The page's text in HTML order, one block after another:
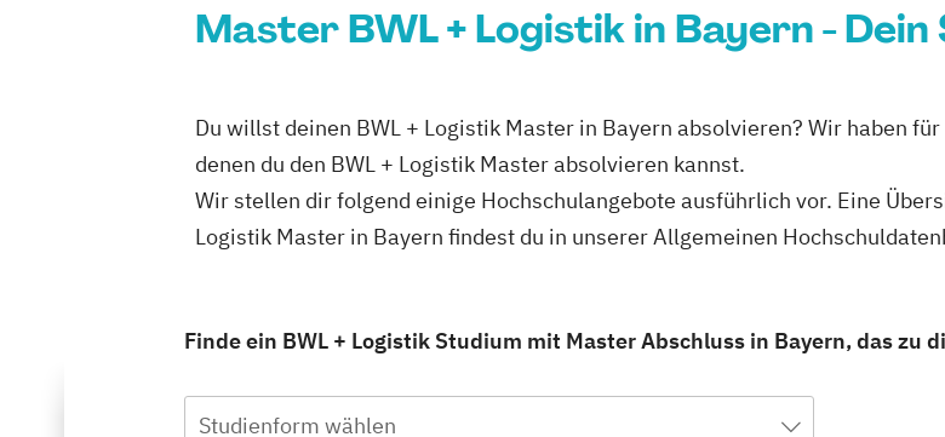
Master BWL + Logistik in Bayern -
Du willst deinen BWL + Logistik Master in Bayern absolvieren? Wir haben
denen du den BWL + Logistik Master absolvieren kannst.
Wir stellen dir folgend einige Hochschulangebote ausführlich vor. Eine
Logistik Master in Bayern findest du in unserer Allgemeinen
Finde ein BWL + Logistik Studium mit Master Abschluss in Bayern, das zu
Studienform wählen